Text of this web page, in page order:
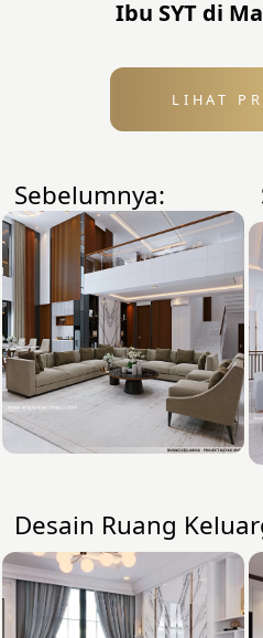
Ibu SYT di
LIHAT
Sebelumnya:
Desain Ruang